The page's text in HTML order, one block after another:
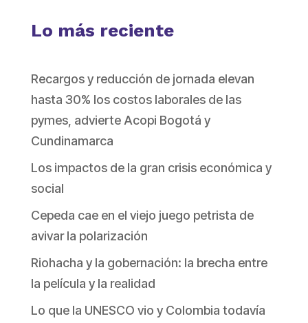
Lo más reciente
Recargos y reducción de jornada elevan
hasta 30% los costos laborales de las
pymes, advierte Acopi Bogotá y
Cundinamarca
Los impactos de la gran crisis económica y
social
Cepeda cae en el viejo juego petrista de
avivar la polarización
Riohacha y la gobernación: la brecha entre
la película y la realidad
Lo que la UNESCO vio y Colombia todavía